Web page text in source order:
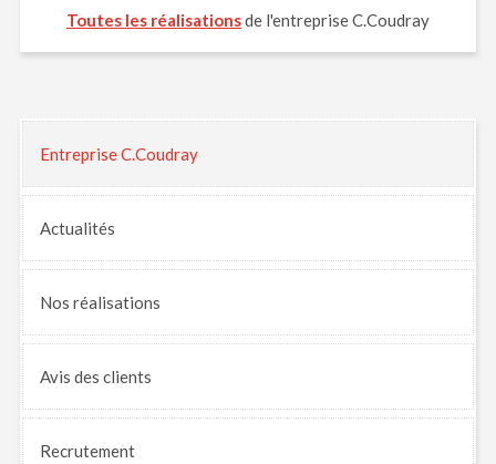
Toutes les réalisationsde l'entreprise C.Coudray
Entreprise C.Coudray
Actualités
Nos réalisations
Avis des clients
Recrutement